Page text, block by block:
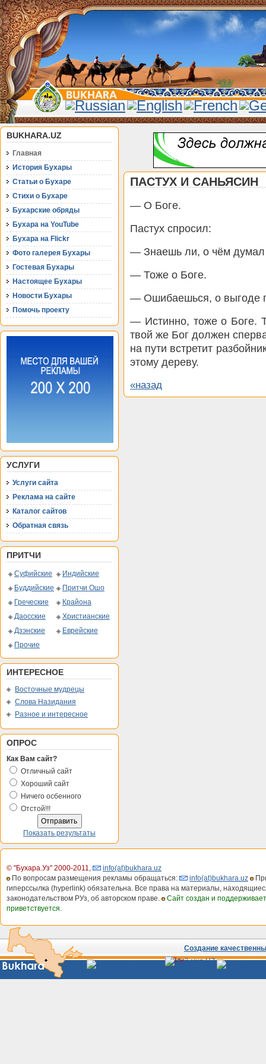
BUKHARA.UZ
Главная
История Бухары
Статьи о Бухаре
Стихи о Бухаре
Бухарские обряды
Бухара на YouTube
Бухара на Flickr
Фото галерея Бухары
Гостевая Бухары
Настоящее Бухары
Новости Бухары
Помочь проекту
УСЛУГИ
Услуги сайта
Реклама на сайте
Каталог сайтов
Обратная связь
ПРИТЧИ
Суфийские
Индийские
Буддийские
Притчи Ошо
Греческие
Крайона
Даосские
Христианские
Дзэнские
Еврейские
Прочие
ИНТЕРЕСНОЕ
Восточные мудрецы
Слова Назидания
Разное и интересное
ОПРОС
Как Вам сайт?
Отличный сайт
Хороший сайт
Ничего осбенного
Отстой!!!
Показать результаты
ПАСТУХ И САНЬЯСИН
— О Боге.
Пастух спросил:
— Знаешь ли, о чём
— Тоже о Боге.
— Ошибаешься, о выгоде
— Истинно, тоже о Боге.
твой же Бог должен
на пути встретит
этому дереву.
«назад
© "Бухара.Уз" 2000-2011,
info(at)bukhara.uz
По вопросам размещения рекламы обращаться:
info(at)bukhara.uz
гиперссылка (hyperlink) обязательна. Все права на материалы,
законодательством РУз, об авторском праве.
Сайт создан и
приветствуется.
Создание
Сайты
Узбекистана